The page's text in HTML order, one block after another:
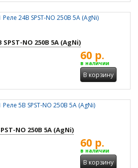
SPST-NO 250В 5А (AgNi)
60 р.
в наличии
В корзину
NO 250В 5А (AgNi)
60 р.
в наличии
В корзину